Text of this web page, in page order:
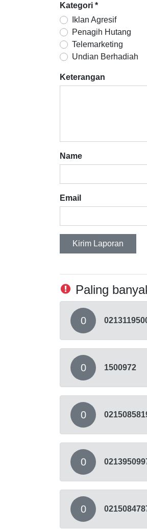
Kategori *
Iklan Agresif
Penagih Hutang
Telemarketing
Undian Berhadiah
Keterangan
Name
Email
Kirim Laporan
Paling
0
0 1500972
0
0
0